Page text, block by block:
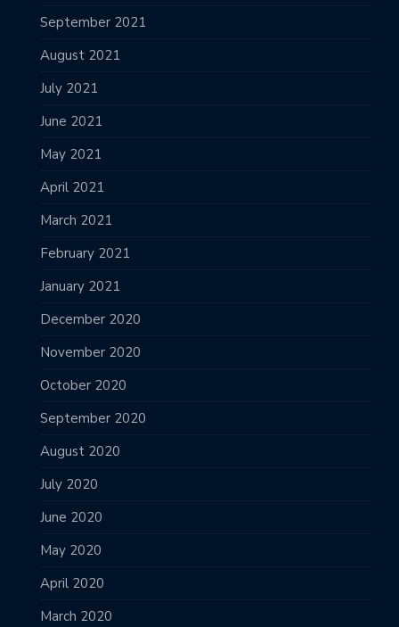
September 2021
August 2021
July 2021
June 2021
May 2021
April 2021
March 2021
February 2021
January 2021
December 2020
November 2020
October 2020
September 2020
August 2020
July 2020
June 2020
May 2020
April 2020
March 2020